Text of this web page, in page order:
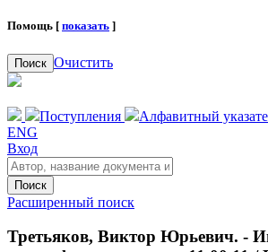
Помощь [ показать ]
Поиск Очистить
Поступления Алфавитный
ENG
Вход
Поиск
Расширенный поиск
Третьяков, Виктор Юрьевич. -